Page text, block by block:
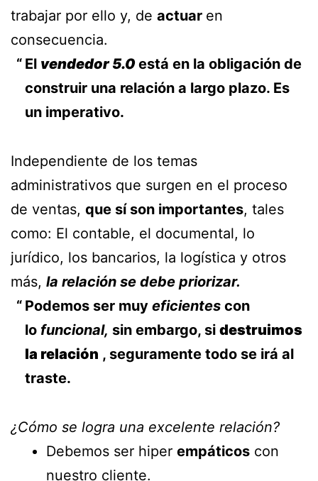
trabajar por ello y, de actuar en
consecuencia.
El vendedor 5.0está en la obligación de
construir una relación a largo plazo. Es
un imperativo.
Independiente de los temas
administrativos que surgen en el proceso
de ventas, que sí son importantes, tales
como: El contable, el documental, lo
jurídico, los bancarios, la logística y otros
más, la relación se debe priorizar.
Podemos ser muy eficientes con
lo funcional, sin embargo, si destruimos
la relación , seguramente todo se irá al
traste.
¿Cómo se logra una excelente relación?
Debemos ser hiper empáticos con
nuestro cliente.